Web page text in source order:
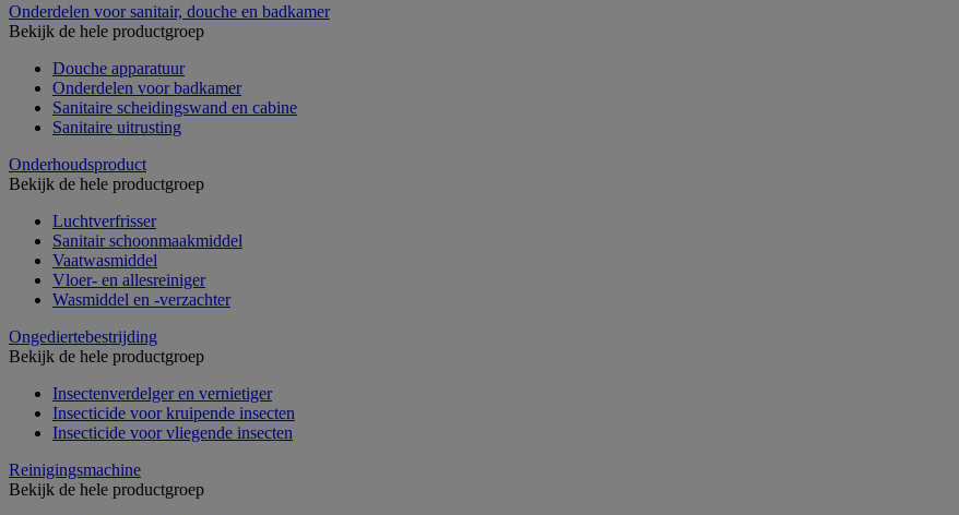
Onderdelen voor sanitair, douche en badkamer
Bekijk de hele productgroep
Douche apparatuur
Onderdelen voor badkamer
Sanitaire scheidingswand en cabine
Sanitaire uitrusting
Onderhoudsproduct
Bekijk de hele productgroep
Luchtverfrisser
Sanitair schoonmaakmiddel
Vaatwasmiddel
Vloer- en allesreiniger
Wasmiddel en -verzachter
Ongediertebestrijding
Bekijk de hele productgroep
Insectenverdelger en vernietiger
Insecticide voor kruipende insecten
Insecticide voor vliegende insecten
Reinigingsmachine
Bekijk de hele productgroep